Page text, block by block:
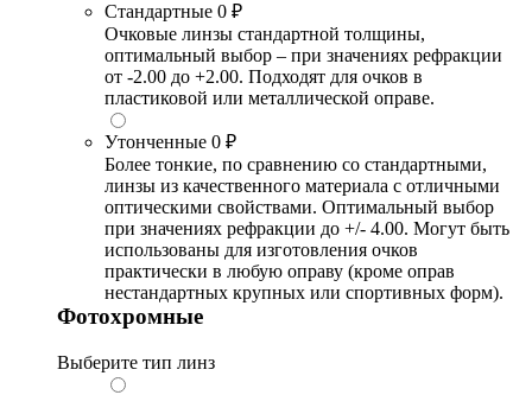
Стандартные 0 ₽
Очковые линзы стандартной толщины,
оптимальный выбор – при значениях рефракции
от -2.00 до +2.00. Подходят для очков в
пластиковой или металлической оправе.
Утонченные 0 ₽
Более тонкие, по сравнению со стандартными,
линзы из качественного материала с отличными
оптическими свойствами. Оптимальный выбор
при значениях рефракции до +/- 4.00. Могут быть
использованы для изготовления очков
практически в любую оправу (кроме оправ
нестандартных крупных или спортивных форм).
Фотохромные
Выберите тип линз